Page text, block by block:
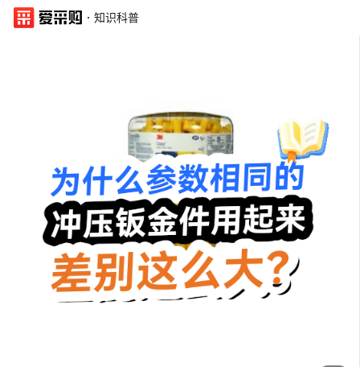
· 知识科普